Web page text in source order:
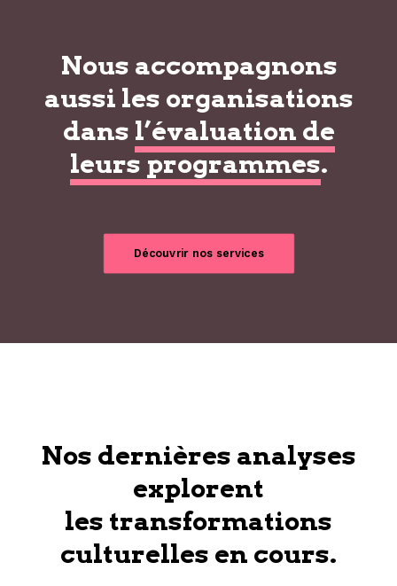
Nous accompagnons
aussi les organisations
dans l’évaluation de
leurs programmes.
Découvrir nos services
Nos dernières analyses
explorent
les transformations
culturelles en cours.